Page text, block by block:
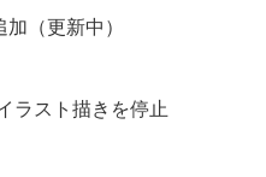
（更新中）
ラスト描きを停止